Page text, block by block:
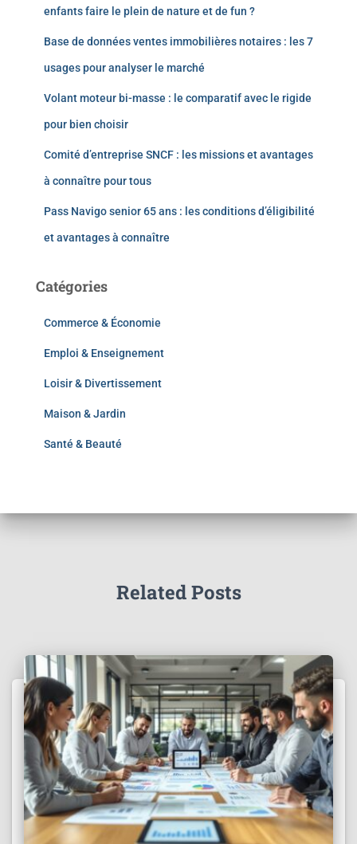
enfants faire le plein de nature et de fun ?
Base de données ventes immobilières notaires : les 7
usages pour analyser le marché
Volant moteur bi-masse : le comparatif avec le rigide
pour bien choisir
Comité d’entreprise SNCF : les missions et avantages
à connaître pour tous
Pass Navigo senior 65 ans : les conditions d’éligibilité
et avantages à connaître
Catégories
Commerce & Économie
Emploi & Enseignement
Loisir & Divertissement
Maison & Jardin
Santé & Beauté
Related Posts